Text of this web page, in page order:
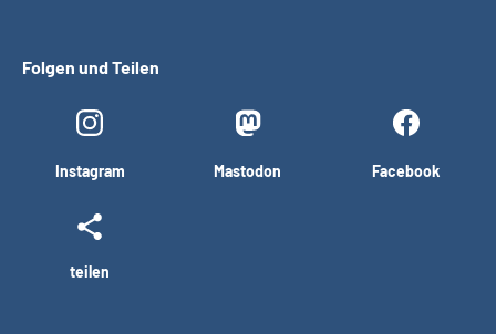
Folgen und Teilen
Instagram Mastodon Facebook
teilen